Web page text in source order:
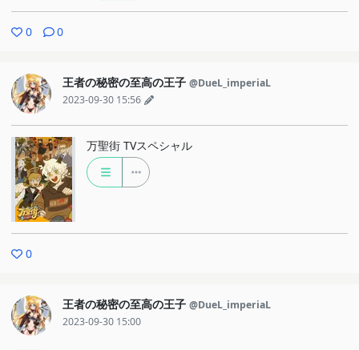
0 0
王者の秘密の至高の王子 @DueL_imperiaL
2023-09-30 15:56
万聖街 TVスペシャル
0
王者の秘密の至高の王子 @DueL_imperiaL
2023-09-30 15:00